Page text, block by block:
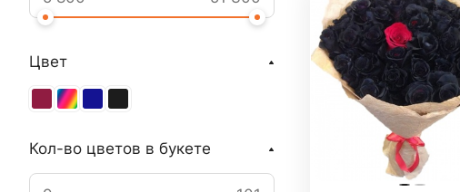
Цвет
Кол-во цветов в букете